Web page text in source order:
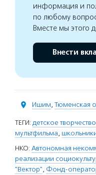
информация и
по любому
Вместе мы этого
Внести
Ишим, Тюменская
ТЕГИ: детское творчество
мультфильма,
НКО: Автономная
реализации
"Вектор", Фонд-